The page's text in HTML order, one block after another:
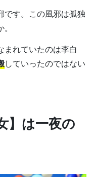
です。この風邪は孤独
まれていたのは李白
していったのではない
】は一夜の